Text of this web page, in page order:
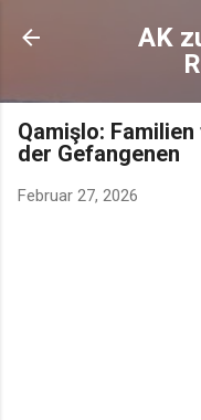
AK
Qamişlo:
der Gefangenen
Februar 27, 2026